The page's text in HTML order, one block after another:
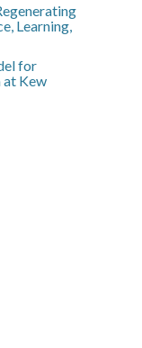
Learning,
for
at Kew